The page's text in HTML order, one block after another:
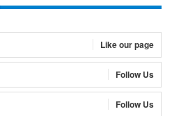
Like our page
Follow Us
Follow Us